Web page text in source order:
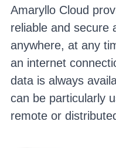
Amaryllo Cloud
reliable and secure
anywhere, at any
an internet
data is always
can be particularly
remote or